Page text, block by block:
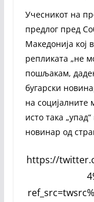
Учесникот на
предлог пред
Македонија кој
репликата „не
пошљакам,
бугарски
на социјалните
исто така
новинар од
https://